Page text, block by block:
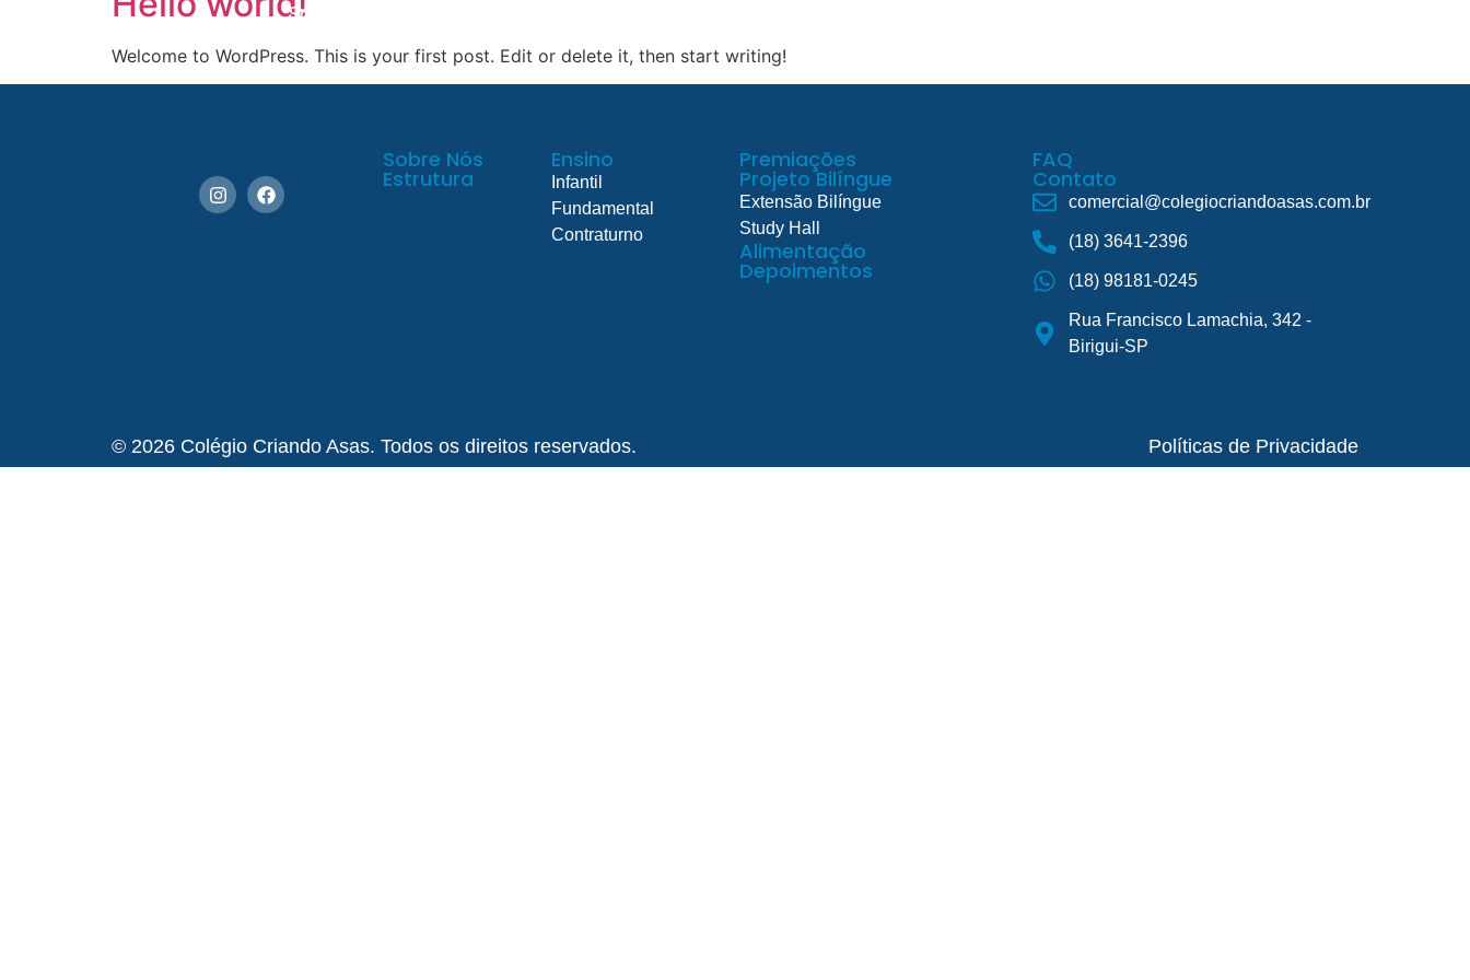
Sobre Nós
Welcome to WordPress. This is your first post. Edit or delete it, then start writing!
Sobre Nós
Estrutura
Ensino
Infantil
Fundamental
Contraturno
Premiações
Projeto Bilíngue
Extensão Bilíngue
Study Hall
Alimentação
Depoimentos
FAQ
Contato
comercial@colegiocriandoasas.com.br
(18) 3641-2396
(18) 98181-0245
Rua Francisco Lamachia, 342 -
Birigui-SP
© 2026 Colégio Criando Asas. Todos os direitos reservados. Políticas de Privacidade